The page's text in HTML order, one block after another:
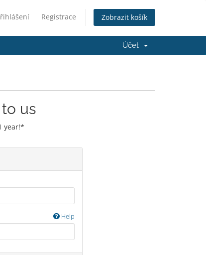
Registrace Zobrazit košík
Účet
us
year!*
Help